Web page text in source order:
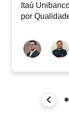
Itaú
por